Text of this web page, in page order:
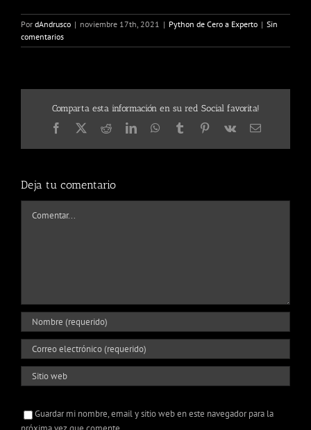
Por dAndrusco | noviembre 17th, 2021 | Python de Cero a Experto | Sin
comentarios
Comparta esta información en su red Social favorita!
Facebook
X RedditLinkedInWhatsApp
TumblrPinterest
Vk
Correo
Deja tu comentario
Guardar mi nombre, email y sitio web en este navegador para la